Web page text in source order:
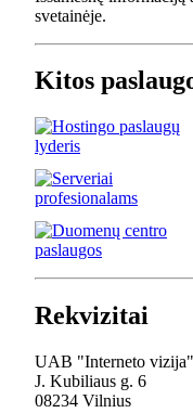
svetainėje.
Kitos
Rekvizitai
UAB "Interneto vizija"
J. Kubiliaus g. 6
08234 Vilnius